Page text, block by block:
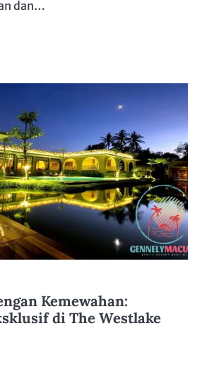
dan…
Kemewahan:
di The Westlake